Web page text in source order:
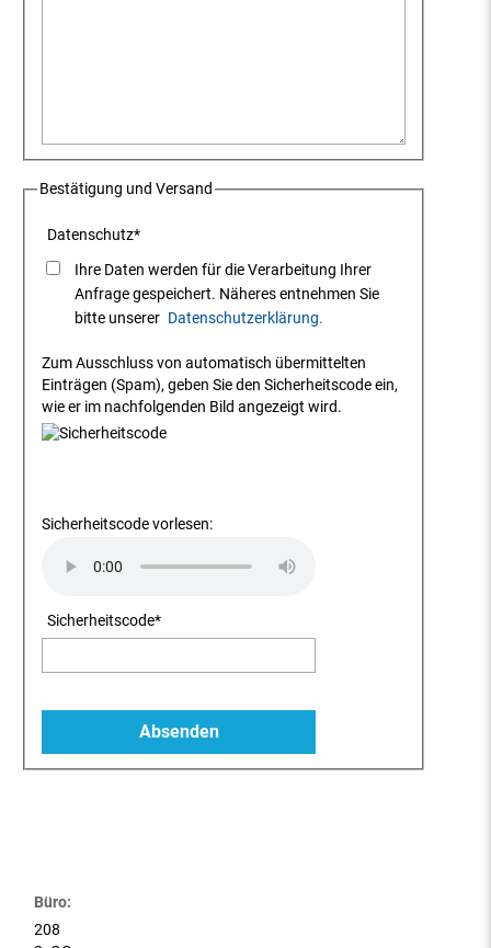
Bestätigung und Versand
Datenschutz*
Ihre Daten werden für die Verarbeitung Ihrer
Anfrage gespeichert. Näheres entnehmen Sie
bitte unserer Datenschutzerklärung.
Zum Ausschluss von automatisch übermittelten
Einträgen (Spam), geben Sie den Sicherheitscode ein,
wie er im nachfolgenden Bild angezeigt wird.
Sicherheitscode vorlesen:
Sicherheitscode*
Büro:
208